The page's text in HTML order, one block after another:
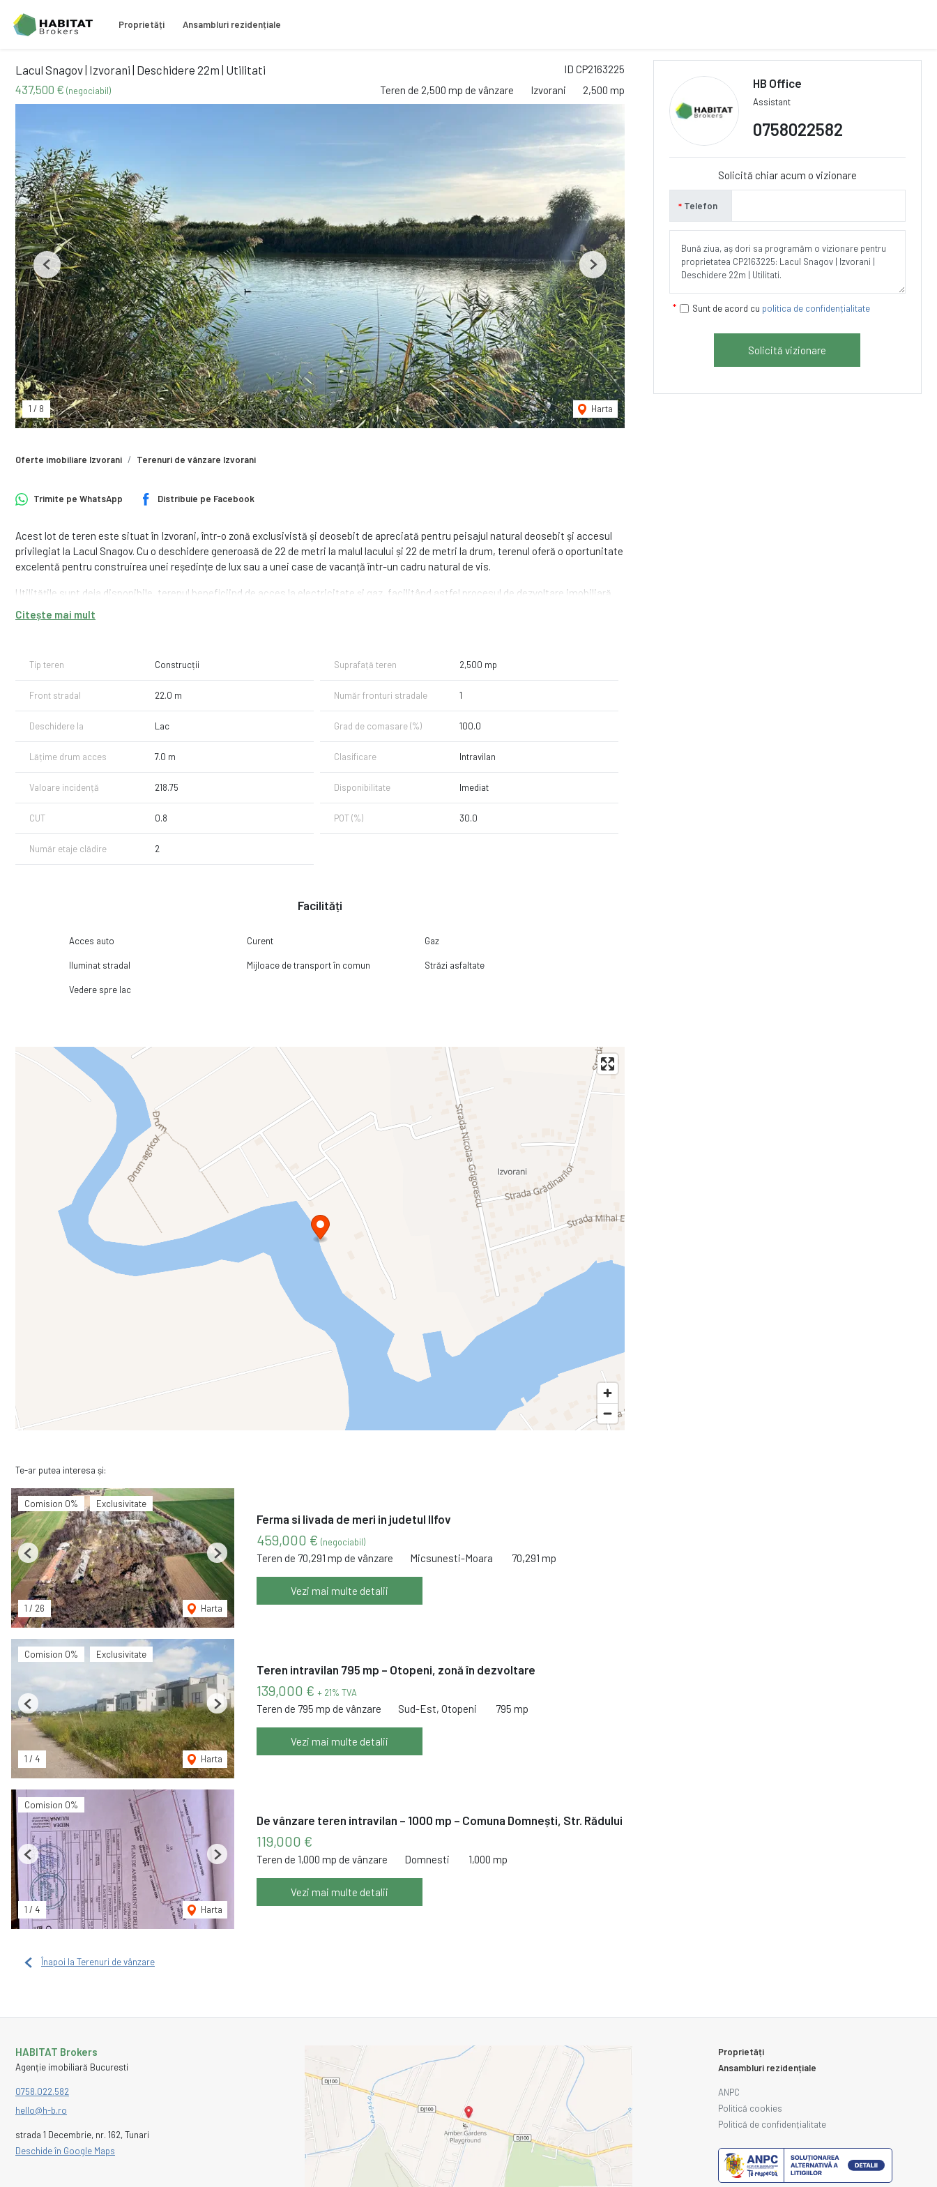
Proprietăți Ansambluri rezidențiale
ID CP2163225
Lacul Snagov | Izvorani | Deschidere 22m | Utilitati
437,500 € (negociabil) Teren de 2,500 mp de vânzare Izvorani 2,500 mp
1 / 8 Harta
Previous Next
Oferte imobiliare Izvorani Terenuri de vânzare Izvorani
Trimite pe WhatsApp Distribuie pe Facebook
Acest lot de teren este situat în Izvorani, într-o zonă exclusivistă și deosebit de apreciată pentru peisajul natural deosebit și accesul
privilegiat la Lacul Snagov. Cu o deschidere generoasă de 22 de metri la malul lacului și 22 de metri la drum, terenul oferă o oportunitate
excelentă pentru construirea unei reședințe de lux sau a unei case de vacanță într-un cadru natural de vis.
Utilitățile sunt deja disponibile, terenul beneficiind de acces la electricitate și gaz, facilitând astfel procesul de dezvoltare imobiliară.
Locația liniștită, dar totuși aproape de București, combinată cu frumusețea naturală a zonei Snagov, face din acest teren o alegere
ideală pentru cei care își doresc să se bucure de intimitate și confort într-un cadru exclusivist.
Citește mai mult
Tip teren Construcții Suprafață teren 2,500 mp
Front stradal 22.0 m Număr fronturi stradale 1
Deschidere la Lac Grad de comasare (%) 100.0
Lățime drum acces 7.0 m Clasificare Intravilan
Valoare incidență 218.75 Disponibilitate Imediat
CUT 0.8 POT (%) 30.0
Număr etaje clădire 2
Facilități
Acces auto Curent Gaz
Iluminat stradal Mijloace de transport în comun Străzi asfaltate
Vedere spre lac
HB Office
Assistant
0758022582
Solicită chiar acum o vizionare
Telefon
Sunt de acord cu politica de confidențialitate
Solicită vizionare
Te-ar putea interesa și:
Comision 0% Exclusivitate
1 / 26 Harta
Previous Next
Ferma si livada de meri in judetul Ilfov
459,000 € (negociabil)
Teren de 70,291 mp de vânzare Micsunesti-Moara 70,291 mp
Vezi mai multe detalii
Comision 0% Exclusivitate
1 / 4 Harta
Previous Next
Teren intravilan 795 mp – Otopeni, zonă în dezvoltare
139,000 € + 21% TVA
Teren de 795 mp de vânzare Sud-Est, Otopeni 795 mp
Vezi mai multe detalii
Comision 0%
1 / 4 Harta
Previous Next
De vânzare teren intravilan – 1000 mp – Comuna Domnești, Str. Rădului
119,000 €
Teren de 1,000 mp de vânzare Domnesti 1,000 mp
Vezi mai multe detalii
Înapoi la Terenuri de vânzare
HABITAT Brokers
Agenție imobiliară Bucuresti
0758.022.582
hello@h-b.ro
strada 1 Decembrie, nr. 162, Tunari
Deschide în Google Maps
Proprietăți
Ansambluri rezidențiale
ANPC
Politică cookies
Politică de confidențialitate